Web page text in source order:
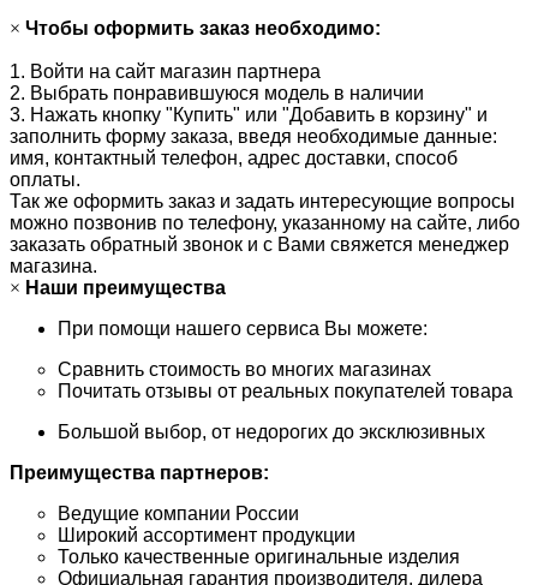
× Чтобы оформить заказ необходимо:
1. Войти на сайт магазин партнера
2. Выбрать понравившуюся модель в наличии
3. Нажать кнопку "Купить" или "Добавить в корзину" и
заполнить форму заказа, введя необходимые данные:
имя, контактный телефон, адрес доставки, способ
оплаты.
Так же оформить заказ и задать интересующие вопросы
можно позвонив по телефону, указанному на сайте, либо
заказать обратный звонок и с Вами свяжется менеджер
магазина.
× Наши преимущества
При помощи нашего сервиса Вы можете:
Сравнить стоимость во многих магазинах
Почитать отзывы от реальных покупателей товара
Большой выбор, от недорогих до эксклюзивных
Преимущества партнеров:
Ведущие компании России
Широкий ассортимент продукции
Только качественные оригинальные изделия
Официальная гарантия производителя, дилера